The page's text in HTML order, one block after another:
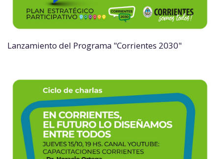
Lanzamiento del Programa "Corrientes 2030"